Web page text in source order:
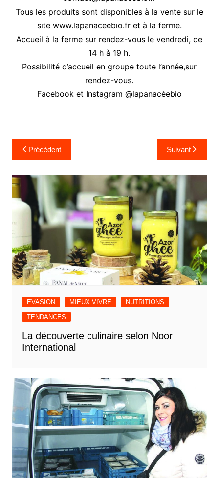
Tous les produits sont disponibles à la vente sur le
site www.lapanaceebio.fr et à la ferme.
Accueil à la ferme sur rendez-vous le vendredi, de
14 h à 19 h.
Possibilité d’accueil en groupe toute l’année,sur
rendez-vous.
Facebook et Instagram @lapanacéebio
Navigation
de
l’article
Précédent Suivant
EVASION MIEUX VIVRE
NUTRITIONS
TENDANCES
La découverte culinaire selon Noor
International